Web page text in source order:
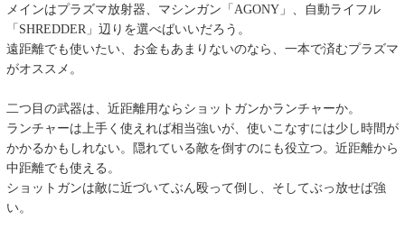
メインはプラズマ放射器、マシンガン「AGONY」、自動ライフル
「SHREDDER」辺りを選べばいいだろう。
遠距離でも使いたい、お金もあまりないのなら、一本で済むプラズマ
がオススメ。
二つ目の武器は、近距離用ならショットガンかランチャーか。
ランチャーは上手く使えれば相当強いが、使いこなすには少し時間が
かかるかもしれない。隠れている敵を倒すのにも役立つ。近距離から
中距離でも使える。
ショットガンは敵に近づいてぶん殴って倒し、そしてぶっ放せば強
い。